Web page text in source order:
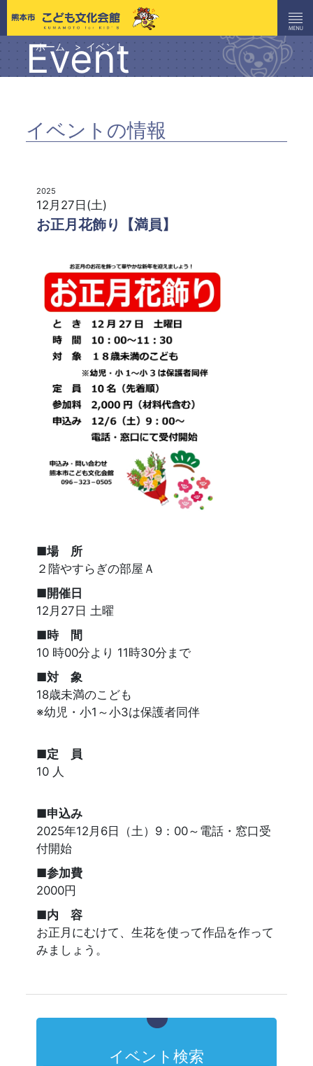
ホーム イベント
Event
イベントの情報
2025
12月27日(土)
お正月花飾り【満員】
■場 所
２階やすらぎの部屋Ａ
■開催日
12月27日 土曜
■時 間
10 時00分より 11時30分まで
■対 象
18歳未満のこども
※幼児・小1～小3は保護者同伴
■定 員
10 人
■申込み
2025年12月6日（土）9：00～電話・窓口受
付開始
■参加費
2000円
■内 容
お正月にむけて、生花を使って作品を作って
みましょう。
イベント検索